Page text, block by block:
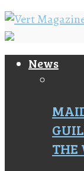
News
THE